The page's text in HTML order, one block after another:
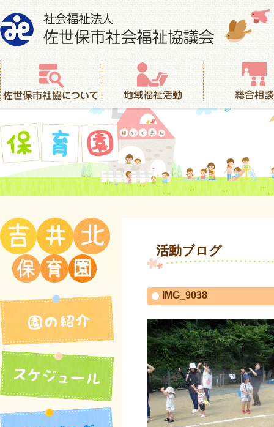
社会福祉法人 佐世保市社会福祉協議会
佐世保市社協について
地域福祉活動 総合相談
活動ブログ
IMG_9038